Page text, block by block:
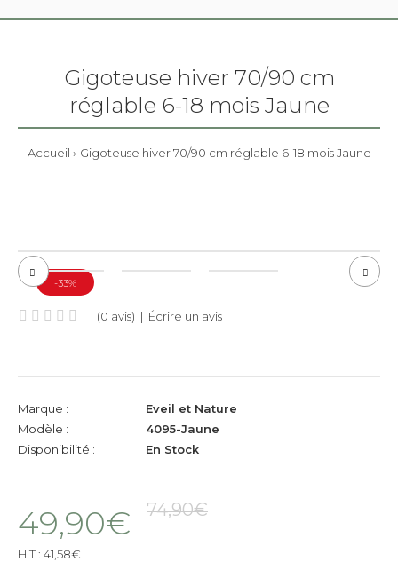
Gigoteuse hiver 70/90 cm
réglable 6-18 mois Jaune
Accueil Gigoteuse hiver 70/90 cm réglable 6-18 mois Jaune
-33%
(0 avis) | Écrire un avis
Marque :
Eveil et Nature
Modèle :
4095-Jaune
Disponibilité :
En Stock
49,90€ 74,90€
H.T : 41,58€